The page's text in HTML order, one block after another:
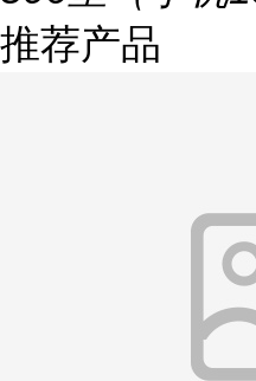
推荐产品